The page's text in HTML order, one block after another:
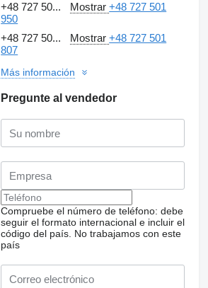
+48 727 50... Mostrar+48 727 501
950
+48 727 50...
Mostrar+48 727 501
807
Más información
Pregunte al vendedor
Compruebe el número de teléfono: debe
seguir el formato internacional e incluir el
código del país. No trabajamos con este
país